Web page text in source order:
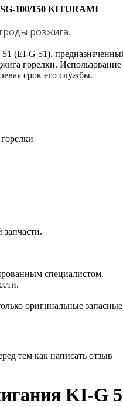
100/150 KITURAMI
розжига.
51 (EI-G 51),
горелки.
срок его службы.
специалистом.
оригинальные
тем как написать отзыв
KI-G